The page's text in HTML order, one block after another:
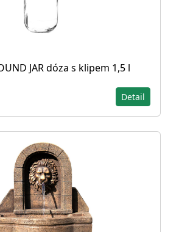
JAR dóza s klipem 1,5 l
Detail